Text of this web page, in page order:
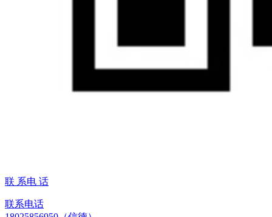
联 系电 话
联系电话